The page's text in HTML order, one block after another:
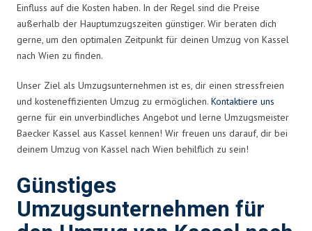
Einfluss auf die Kosten haben. In der Regel sind die Preise
außerhalb der Hauptumzugszeiten günstiger. Wir beraten dich
gerne, um den optimalen Zeitpunkt für deinen Umzug von Kassel
nach Wien zu finden.
Unser Ziel als Umzugsunternehmen ist es, dir einen stressfreien
und kosteneffizienten Umzug zu ermöglichen. Kontaktiere uns
gerne für ein unverbindliches Angebot und lerne Umzugsmeister
Baecker Kassel aus Kassel kennen! Wir freuen uns darauf, dir bei
deinem Umzug von Kassel nach Wien behilflich zu sein!
Günstiges
Umzugsunternehmen für